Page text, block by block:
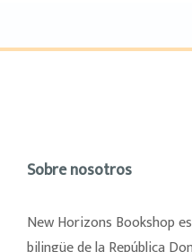
Sobre nosotros
New Horizons Bookshop